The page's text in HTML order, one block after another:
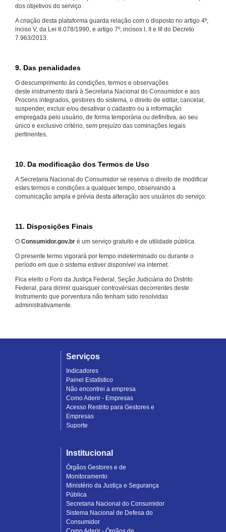
dos objetivos do serviço.
A criação desta plataforma guarda relação com o disposto no artigo 4º,
inciso V, da Lei 8.078/1990, e artigo 7º, incisos I, II e III do Decreto
7.963/2013.
9. Das penalidades
O descumprimento às condições, termos e observações
deste instrumento dará à Secretaria Nacional do Consumidor e aos
Procons integrados, gestores do sistema, o direito de editar, cancelar,
suspender, excluir e/ou desativar o cadastro ou a informação
empregada pelo usuário, de forma temporária ou definitiva, ao seu
único e exclusivo critério, sem prejuízo das cominações legais
pertinentes.
10. Da modificação dos Termos de Uso
A Secretaria Nacional do Consumidor se reserva o direito de modificar
estes termos e condições a qualquer tempo, observando a
comunicação ampla e prévia desta alteração aos usuários do serviço.
11. Disposições Finais
O Consumidor.gov.br é um serviço gratuito e de utilidade pública.
O presente termo vigorará por tempo indeterminado ou durante o
período em que o sistema estiver disponível via internet.
Fica eleito o Foro da Justiça Federal, Seção Judiciária do Distrito
Federal, para dirimir quaisquer controvérsias decorrentes deste
Instrumento que porventura não tenham sido resolvidas
administrativamente.
Serviços
Indicadores
Painel Estatístico
Não encontrei a empresa
Como Aderir - Empresas
Acesso Restrito para Gestores e
Empresas
Suporte
Institucional
Órgãos Gestores e de
Monitoramento
Ministério da Justiça e Segurança
Pública
Secretaria Nacional do Consumidor
Sistema Nacional de Defesa do
Consumidor